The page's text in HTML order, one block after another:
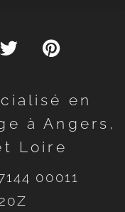
en
à Angers,
Loire
00011